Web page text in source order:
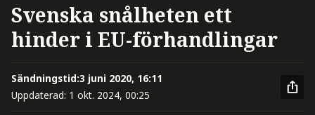
Svenska snålheten ett
hinder i EU-förhandlingar
Sändningstid:3 juni 2020, 16:11
Uppdaterad: 1 okt. 2024, 00:25